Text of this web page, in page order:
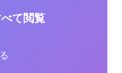
て閲覧